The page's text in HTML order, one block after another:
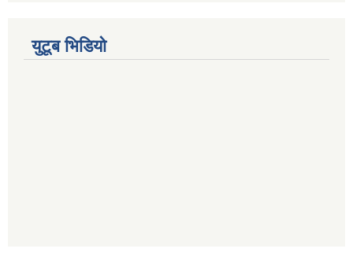
युटूब भिडियो